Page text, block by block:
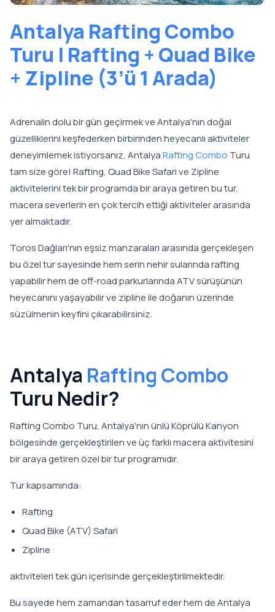
Antalya Rafting Combo
Turu | Rafting + Quad Bike
+ Zipline (3’ü 1 Arada)
Adrenalin dolu bir gün geçirmek ve Antalya'nın doğal
güzelliklerini keşfederken birbirinden heyecanlı aktiviteler
deneyimlemek istiyorsanız, AntalyaRafting Combo Turu
tam size göre! Rafting, Quad Bike Safari ve Zipline
aktivitelerini tek bir programda bir araya getiren bu tur,
macera severlerin en çok tercih ettiği aktiviteler arasında
yer almaktadır.
Toros Dağları'nın eşsiz manzaraları arasında gerçekleşen
bu özel tur sayesinde hem serin nehir sularında rafting
yapabilir hem de off-road parkurlarında ATV sürüşünün
heyecanını yaşayabilir ve zipline ile doğanın üzerinde
süzülmenin keyfini çıkarabilirsiniz.
Antalya Rafting Combo
Turu Nedir?
Rafting Combo Turu, Antalya'nın ünlü Köprülü Kanyon
bölgesinde gerçekleştirilen ve üç farklı macera aktivitesini
bir araya getiren özel bir tur programıdır.
Tur kapsamında:
Rafting
Quad Bike (ATV) Safari
Zipline
aktiviteleri tek gün içerisinde gerçekleştirilmektedir.
Bu sayede hem zamandan tasarruf eder hem de Antalya